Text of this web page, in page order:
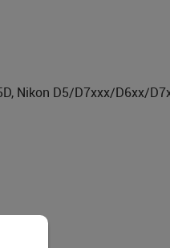
Nikon D5/D7xxx/D6xx/